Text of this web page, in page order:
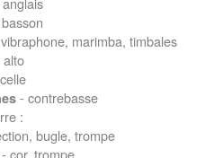
marimba, timbales
alto
- contrebasse
:
bugle, trompe
- cor, trompe